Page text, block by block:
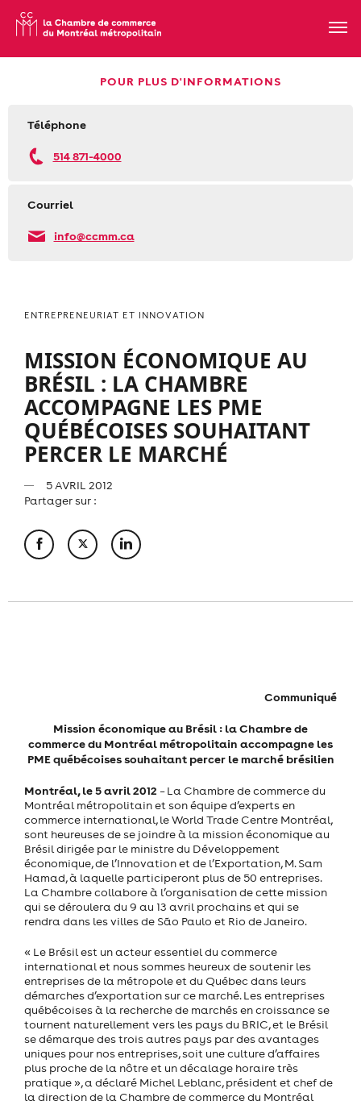
POUR PLUS D'INFORMATIONS
Téléphone
514 871-4000
Courriel
info@ccmm.ca
ENTREPRENEURIAT ET INNOVATION
MISSION ÉCONOMIQUE AU
BRÉSIL : LA CHAMBRE
ACCOMPAGNE LES PME
QUÉBÉCOISES SOUHAITANT
PERCER LE MARCHÉ
5 AVRIL 2012
Partager sur :
Communiqué
Mission économique au Brésil : la Chambre de
commerce du Montréal métropolitain accompagne les
PME québécoises souhaitant percer le marché brésilien
Montréal, le 5 avril 2012 – La Chambre de commerce du
Montréal métropolitain et son équipe d’experts en
commerce international, le World Trade Centre Montréal,
sont heureuses de se joindre à la mission économique au
Brésil dirigée par le ministre du Développement
économique, de l’Innovation et de l’Exportation, M. Sam
Hamad, à laquelle participeront plus de 50 entreprises.
La Chambre collabore à l’organisation de cette mission
qui se déroulera du 9 au 13 avril prochains et qui se
rendra dans les villes de São Paulo et Rio de Janeiro.
« Le Brésil est un acteur essentiel du commerce
international et nous sommes heureux de soutenir les
entreprises de la métropole et du Québec dans leurs
démarches d’exportation sur ce marché. Les entreprises
québécoises à la recherche de marchés en croissance se
tournent naturellement vers les pays du BRIC, et le Brésil
se démarque des trois autres pays par des avantages
uniques pour nos entreprises, soit une culture d’affaires
plus proche de la nôtre et un décalage horaire très
pratique », a déclaré Michel Leblanc, président et chef de
la direction de la Chambre de commerce du Montréal